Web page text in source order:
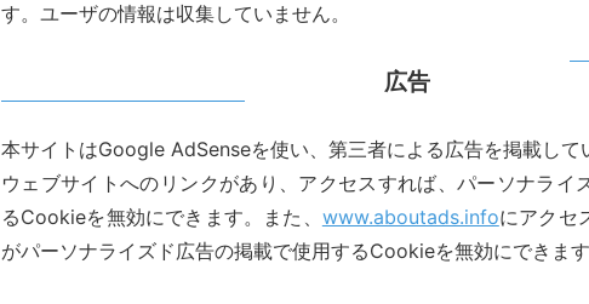
す。ユーザの情報は収集していません。
広告
本サイトはGoogle AdSenseを使い、第三者による広告を掲載して
ウェブサイトへのリンクがあり、アクセスすれば、パーソナライ
るCookieを無効にできます。また、 www.aboutads.infoにアクセ
がパーソナライズド広告の掲載で使用するCookieを無効にできます